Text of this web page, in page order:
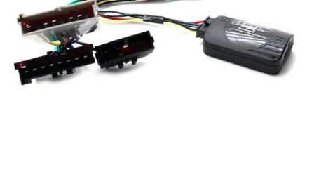
Rame adaptoare
Condensatoare
Adaptoare Hi-Low